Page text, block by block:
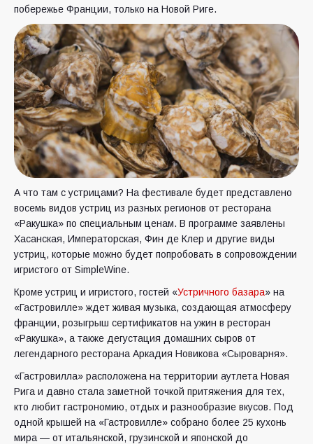
побережье Франции, только на Новой Риге.
А что там с устрицами? На фестивале будет представлено
восемь видов устриц из разных регионов от ресторана
«Ракушка» по специальным ценам. В программе заявлены
Хасанская, Императорская, Фин де Клер и другие виды
устриц, которые можно будет попробовать в сопровождении
игристого от SimpleWine.
Кроме устриц и игристого, гостей «Устричного базара» на
«Гастровилле» ждет живая музыка, создающая атмосферу
франции, розыгрыш сертификатов на ужин в ресторан
«Ракушка», а также дегустация домашних сыров от
легендарного ресторана Аркадия Новикова «Сыроварня».
«Гастровилла» расположена на территории аутлета Новая
Рига и давно стала заметной точкой притяжения для тех,
кто любит гастрономию, отдых и разнообразие вкусов. Под
одной крышей на «Гастровилле» собрано более 25 кухонь
мира — от итальянской, грузинской и японской до